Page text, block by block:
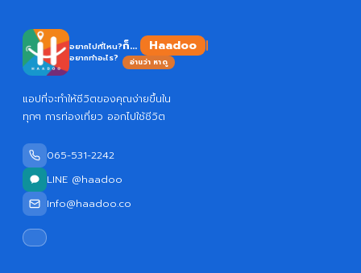
อยากไปที่ไหน?
อยากทำอะไร?
ก็... Haadoo
อ่านว่า หาดู
แอปที่จะทำให้ชีวิตของคุณง่ายขึ้นใน
ทุกๆ การท่องเที่ยว ออกไปใช้ชีวิต
065-531-2242
LINE @haadoo
Info@haadoo.co